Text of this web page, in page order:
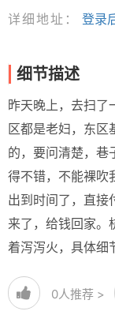
详细地址：
登录
细节描述
昨天晚上，去扫了
区都是老妇，东区
的，要问清楚，巷
得不错，不能裸吹
出到时间了，直接
来了，给钱回家。
着泻泻火，具体细
0人推荐 >